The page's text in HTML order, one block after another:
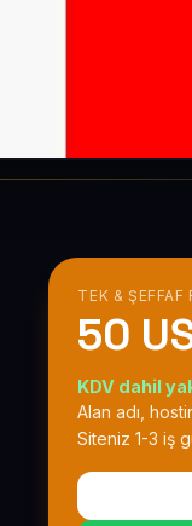
TEK & ŞEFFAF
50
KDV dahil
Alan adı,
Siteniz 1-3 iş